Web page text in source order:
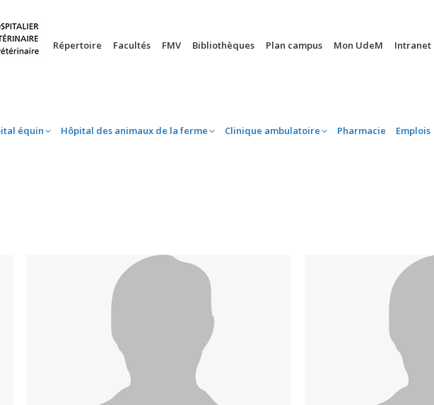
Répertoire Facultés FMV Bibliothèques Plan campus Mon UdeM Intranet
équin Hôpital des animaux de la ferme Clinique ambulatoire Pharmacie Emplois
Hôpital équin